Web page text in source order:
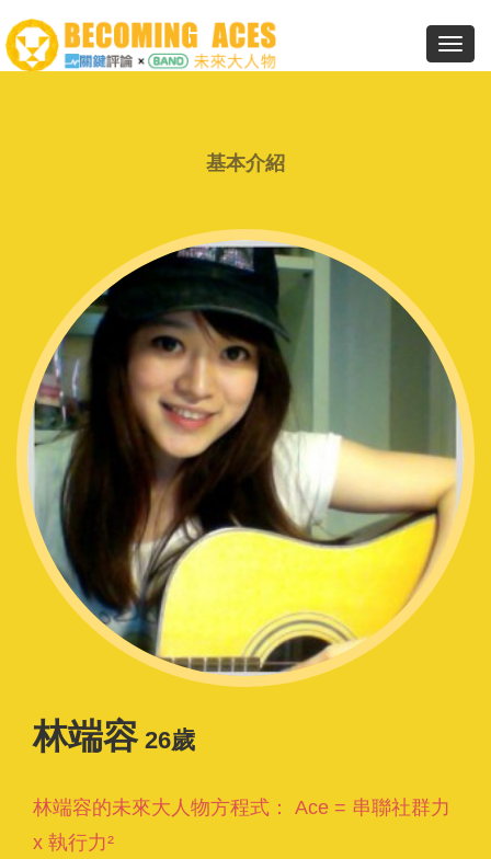
基本介紹
林端容 26歲
林端容的未來大人物方程式： Ace = 串聯社群力
x 執行力²